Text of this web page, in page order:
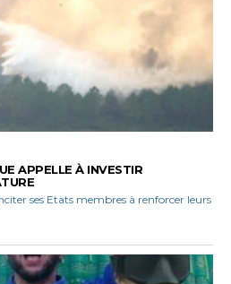
APPELLE À INVESTIR
ses Etats membres à renforcer leurs